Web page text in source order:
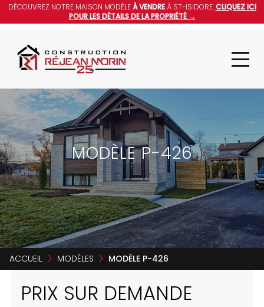
DÉCOUVREZ NOTRE MAISON MODÈLEÀ VENDREÀ ST-ISIDORE.CLIQUEZ ICI
POUR LES DÉTAILS DE LA PROPRIÉTÉ →
MODÈLE P-426
ACCUEIL MODÈLES MODÈLE P-426
PRIX SUR DEMANDE